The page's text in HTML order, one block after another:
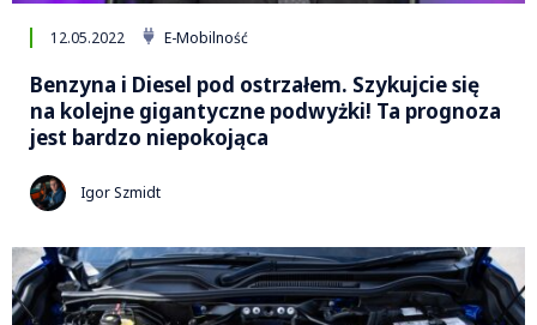
12.05.2022 E-Mobilność
Benzyna i Diesel pod ostrzałem. Szykujcie się
na kolejne gigantyczne podwyżki! Ta prognoza
jest bardzo niepokojąca
Igor Szmidt